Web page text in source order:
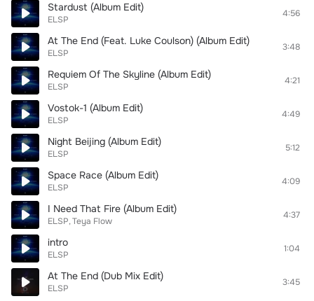
Stardust (Album Edit)
ELSP
4:56
At The End (Feat. Luke Coulson) (Album Edit)
ELSP
3:48
Requiem Of The Skyline (Album Edit)
ELSP
4:21
Vostok-1 (Album Edit)
ELSP
4:49
Night Beijing (Album Edit)
ELSP
5:12
Space Race (Album Edit)
ELSP
4:09
I Need That Fire (Album Edit)
ELSP Teya Flow
4:37
intro
ELSP
1:04
At The End (Dub Mix Edit)
ELSP
3:45